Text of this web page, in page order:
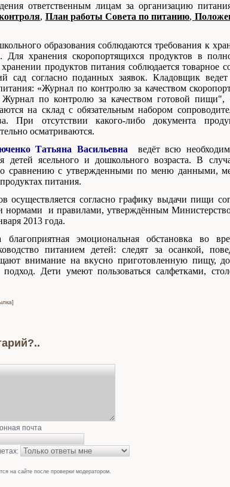
ответственным лицам за организацию
, План работы Совета по питанию,
образования соблюдаются требования к
хранения скоропортящихся продуктов в
продуктов питания соблюдается товарное
сад согласно поданных заявок. Кладовщик
«Журнал по контролю за качеством
по контролю за качеством готовой пищи",
на склад с обязательным набором
При отсутствии какого-либо документа
осматриваются.
Татьяна Васильевна
ведёт всю
детей ясельного и дошкольного возраста. В
сравнению с утвержденными по меню данными,
питания.
согласно графику выдачи пищи
нормами
и правилами, утверждённым
2013 года.
благоприятная эмоциональная обстановка во
питанием детей: следят за осанкой,
внимание на вкусно приготовленную пищу,
Дети умеют пользоваться салфетками,
почта
на сайте после проверки модератором.